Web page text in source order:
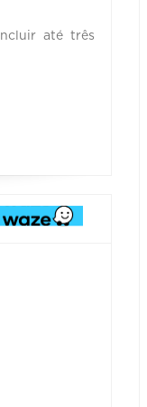
até três